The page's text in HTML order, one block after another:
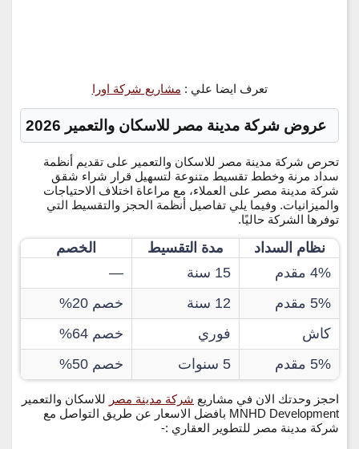
تعرف ايضا علي : مشاريع شركة اورا
عروض شركة مدينة مصر للاسكان والتعمير 2026
تحرص شركة مدينة مصر للاسكان والتعمير على تقديم أنظمة
سداد مرنة وخطط تقسيط متنوعة لتسهيل قرار شراء شقق
شركة مدينة مصر على العملاء، مع مراعاة اختلاف الاحتياجات
والميزانيات. وفيما يلي تفاصيل أنظمة الحجز والتقسيط التي
توفرها الشركة حاليًا.
نظام السداد مدة التقسيط
الخصم
4% مقدم
15 سنة
—
5% مقدم
12 سنة
خصم 20%
كاش
فوري
خصم 64%
5% مقدم
5 سنوات خصم 50%
احجز وحدتك الان في مشاريع شركة مدينة مصر للاسكان والتعمير
MNHD Development بافضل الاسعار عن طريق التواصل مع
شركة مدينة مصر للتطوير العقاري :-